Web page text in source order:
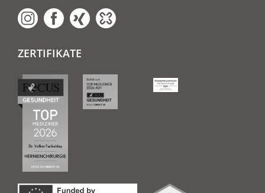
ZERTIFIKATE